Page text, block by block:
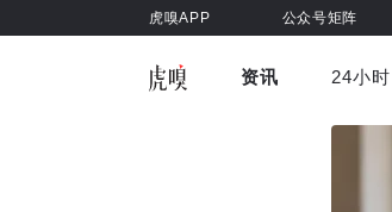
虎嗅APP 公众号矩阵
资讯 24小时